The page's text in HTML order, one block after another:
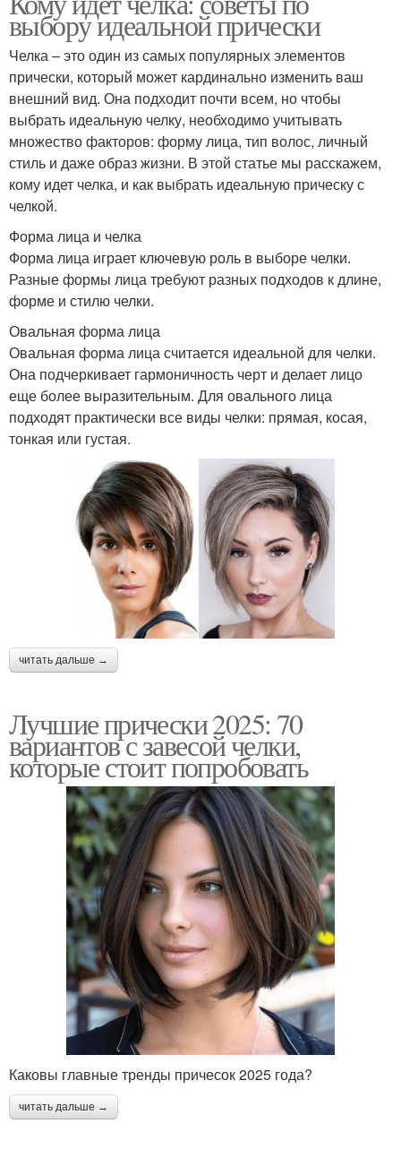
выбору идеальной прически
Челка – это один из самых популярных элементов
прически, который может кардинально изменить ваш
внешний вид. Она подходит почти всем, но чтобы
выбрать идеальную челку, необходимо учитывать
множество факторов: форму лица, тип волос, личный
стиль и даже образ жизни. В этой статье мы расскажем,
кому идет челка, и как выбрать идеальную прическу с
челкой.
Форма лица и челка
Форма лица играет ключевую роль в выборе челки.
Разные формы лица требуют разных подходов к длине,
форме и стилю челки.
Овальная форма лица
Овальная форма лица считается идеальной для челки.
Она подчеркивает гармоничность черт и делает лицо
еще более выразительным. Для овального лица
подходят практически все виды челки: прямая, косая,
тонкая или густая.
читать дальше →
Лучшие прически 2025: 70
вариантов с завесой челки,
которые стоит попробовать
Каковы главные тренды причесок 2025 года?
читать дальше →